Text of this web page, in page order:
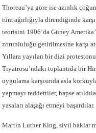
Thoreau’ya göre ise azınlık
tüm ağırlığıyla direndiğinde
teorisini 1906’da Güney
zorunluluğu getirilmesine karşı
Yıllara yayılan bir dizi
Tiyatrosu’ndaki toplantıda bir
uygulama karşısında asla
yapmayı reddettiler, hapse
yasaları alaşağı etmeyi başardılar.
Martin Luther King, sivil haklar